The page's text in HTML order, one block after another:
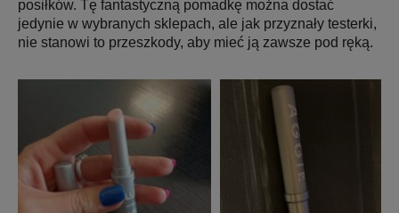
posiłków. Tę fantastyczną pomadkę można dostać
jedynie w wybranych sklepach, ale jak przyznały testerki,
nie stanowi to przeszkody, aby mieć ją zawsze pod ręką.